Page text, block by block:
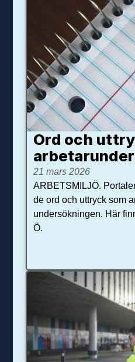
Ord och
21 mars 2026
ARBETSMILJÖ.
de ord och uttryck som
undersökningen. Här
Ö.